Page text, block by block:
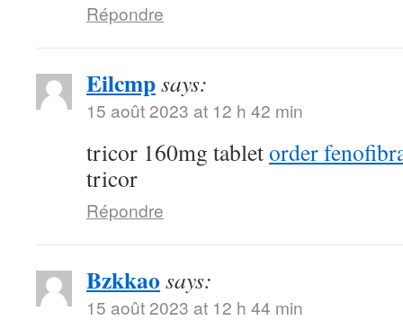
Répondre
Eilcmpsays:
15 août 2023 at 12 h 42 min
tricor 160mg tabletorder
tricor
Répondre
Bzkkao says:
15 août 2023 at 12 h 44 min